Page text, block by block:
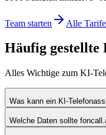
Team starten Alle
Häufig gestellte
Alles Wichtige zum KI-
Was kann ein KI-
Welche Daten sollte